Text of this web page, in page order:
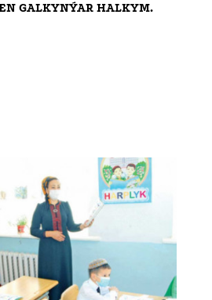
GALKYNÝAR HALKYM.